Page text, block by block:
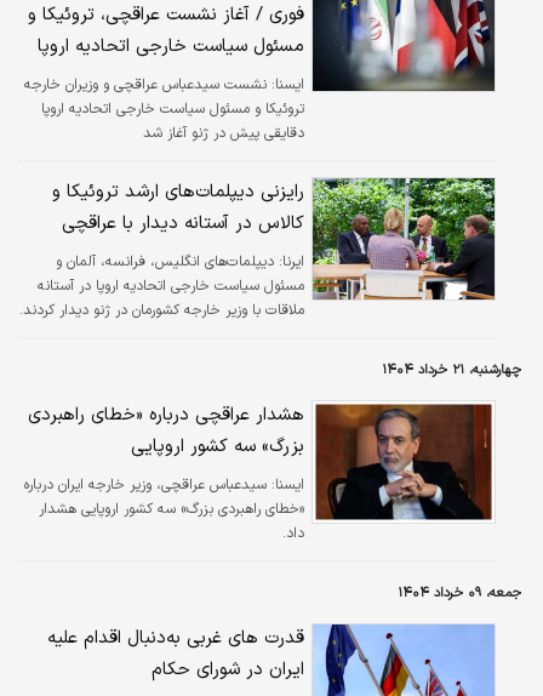
فوری / آغاز نشست عراقچی، تروئیکا و
مسئول سیاست خارجی اتحادیه اروپا
ایسنا: نشست سیدعباس عراقچی و وزیران خارجه
تروئیکا و مسئول سیاست خارجی اتحادیه اروپا
دقایقی پیش در ژنو آغاز شد
رایزنی دیپلمات‌های ارشد تروئیکا و
کالاس در آستانه دیدار با عراقچی
ایرنا: دیپلمات‌های انگلیس، فرانسه، آلمان و
مسئول سیاست خارجی اتحادیه اروپا در آستانه
ملاقات با وزیر خارجه کشورمان در ژنو دیدار کردند.
چهارشنبه، ۲۱ خرداد ۱۴۰۴
هشدار عراقچی درباره «خطای راهبردی
بزرگ» سه کشور اروپایی
ايسنا: سیدعباس عراقچی، وزیر خارجه ایران درباره
«خطای راهبردی بزرگ» سه کشور اروپایی هشدار
داد.
جمعه، ۰۹ خرداد ۱۴۰۴
قدرت های غربی به‌دنبال اقدام علیه
ایران در شورای حکام